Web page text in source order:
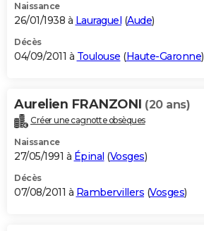
Naissance
26/01/1938 à Lauraguel (Aude)
Décès
04/09/2011 à Toulouse (Haute-Garonne)
Aurelien FRANZONI (20 ans)
Créer une cagnotte obsèques
Naissance
27/05/1991 à Épinal (Vosges)
Décès
07/08/2011 à Rambervillers (Vosges)